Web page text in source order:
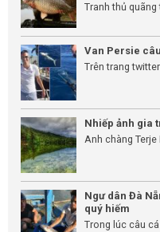
Tranh thủ
Van Persie
Trên trang
Nhiếp ảnh gia
Anh chàng
Ngư dân Đà
quý hiếm
Trong lúc câu